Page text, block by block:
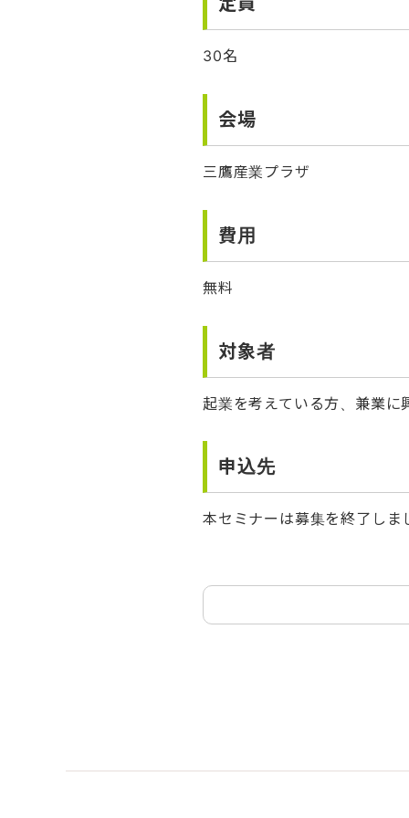
30名
会場
三鷹産業プラザ
費用
無料
対象者
起業を考えている方、兼業に
申込先
本セミナーは募集を終了しま